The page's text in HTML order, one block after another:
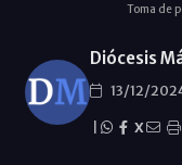
Toma de
Diócesis
13/12/
X